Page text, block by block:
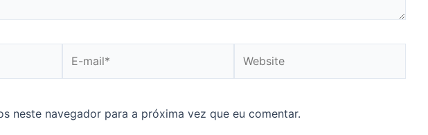
mail*
neste navegador para a próxima vez que eu comentar.